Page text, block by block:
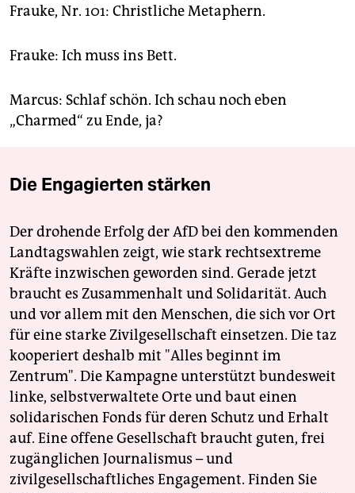
Frauke, Nr. 101: Christliche Metaphern.
Frauke: Ich muss ins Bett.
Marcus: Schlaf schön. Ich schau noch eben
„Charmed“ zu Ende, ja?
Die Engagierten stärken
Der drohende Erfolg der AfD bei den kommenden
Landtagswahlen zeigt, wie stark rechtsextreme
Kräfte inzwischen geworden sind. Gerade jetzt
braucht es Zusammenhalt und Solidarität. Auch
und vor allem mit den Menschen, die sich vor Ort
für eine starke Zivilgesellschaft einsetzen. Die taz
kooperiert deshalb mit "Alles beginnt im
Zentrum". Die Kampagne unterstützt bundesweit
linke, selbstverwaltete Orte und baut einen
solidarischen Fonds für deren Schutz und Erhalt
auf. Eine offene Gesellschaft braucht guten, frei
zugänglichen Journalismus – und
zivilgesellschaftliches Engagement. Finden Sie